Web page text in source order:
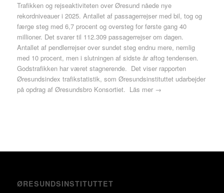
Trafikken og rejseaktiviteten over Øresund nåede nye
rekordniveauer i 2025. Antallet af passagerrejser med bil, tog og
færge steg med 6,7 procent og oversteg for første gang 40
millioner. Det svarer til 112.309 passagerrejser om dagen.
Antallet af pendlerrejser over sundet steg endnu mere, nemlig
med 10 procent, men i slutningen af sidste år aftog tendensen.
Godstrafikken har været stagnerende. Det viser rapporten
Øresundsindex trafikstatistik, som Øresundsinstituttet udarbejder
på opdrag af Øresundsbro Konsortiet. Läs mer →
ØRESUNDSINSTITUTTET